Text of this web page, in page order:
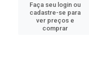
Faça seu login ou
cadastre-se para
ver preços e
comprar